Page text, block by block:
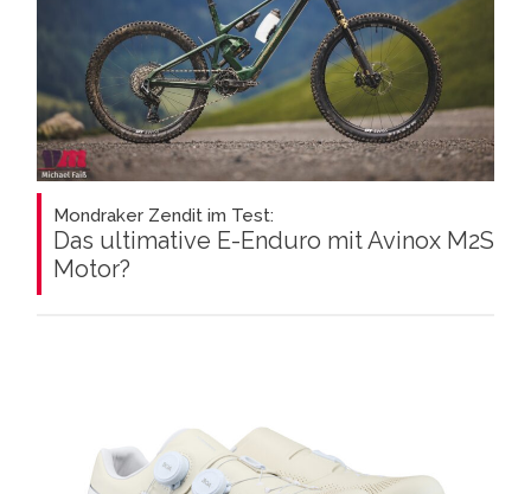
Mondraker Zendit im Test:
Das ultimative E-Enduro mit Avinox M2S
Motor?